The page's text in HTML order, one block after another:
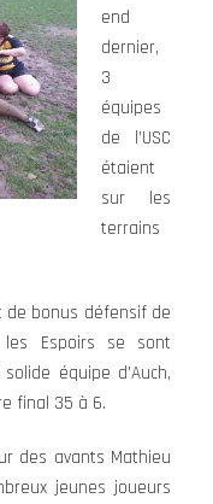
end
dernier,
3
équipes
de l’USC
étaient
sur les
terrains
de bonus défensif de
Espoirs se sont
équipe d’Auch,
final 35 à 6.
des avants Mathieu
jeunes joueurs